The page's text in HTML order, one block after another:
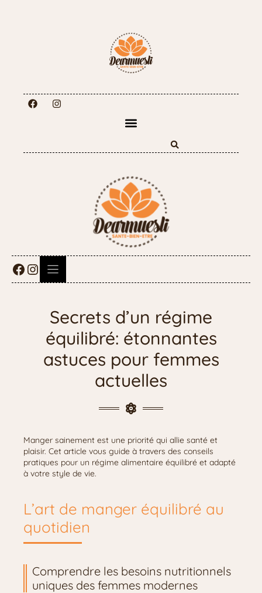
Secrets d’un régime
équilibré: étonnantes
astuces pour femmes
actuelles
Manger sainement est une priorité qui allie santé et
plaisir. Cet article vous guide à travers des conseils
pratiques pour un régime alimentaire équilibré et adapté
à votre style de vie.
L’art de manger équilibré au
quotidien
Comprendre les besoins nutritionnels
uniques des femmes modernes